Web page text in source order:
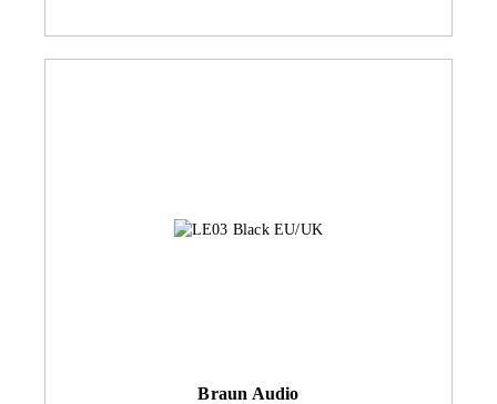
Braun Audio